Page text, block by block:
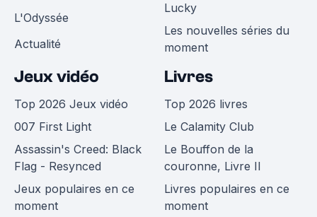
L'Odyssée
Actualité
Lucky
Les nouvelles séries du
moment
Jeux vidéo
Top 2026 Jeux vidéo
007 First Light
Assassin's Creed: Black
Flag - Resynced
Jeux populaires en ce
moment
Livres
Top 2026 livres
Le Calamity Club
Le Bouffon de la
couronne, Livre II
Livres populaires en ce
moment